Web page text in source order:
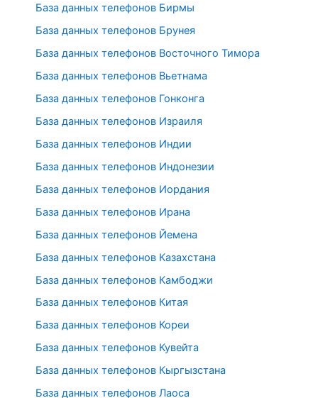
База данных телефонов Бирмы
База данных телефонов Брунея
База данных телефонов Восточного Тимора
База данных телефонов Вьетнама
База данных телефонов Гонконга
База данных телефонов Израиля
База данных телефонов Индии
База данных телефонов Индонезии
База данных телефонов Иордания
База данных телефонов Ирана
База данных телефонов Йемена
База данных телефонов Казахстана
База данных телефонов Камбоджи
База данных телефонов Китая
База данных телефонов Кореи
База данных телефонов Кувейта
База данных телефонов Кыргызстана
База данных телефонов Лаоса